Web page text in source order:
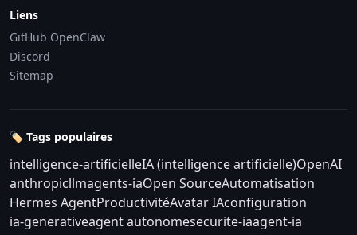
Liens
GitHub OpenClaw
Discord
Sitemap
🏷️ Tags populaires
intelligence-artificielleIA (intelligence artificielle)OpenAI
anthropicllmagents-iaOpen SourceAutomatisation
Hermes AgentProductivitéAvatar IAconfiguration
ia-generativeagent autonomesecurite-iaagent-ia